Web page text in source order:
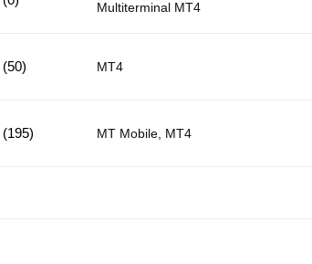
Multiterminal MT4
(50) MT4
(195) MT Mobile, MT4